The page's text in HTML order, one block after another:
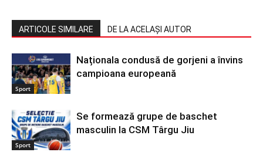
ARTICOLE SIMILARE DE LA ACELAȘI AUTOR
Sport
Naționala condusă de gorjeni a învins
campioana europeană
Sport
Se formează grupe de baschet
masculin la CSM Târgu Jiu